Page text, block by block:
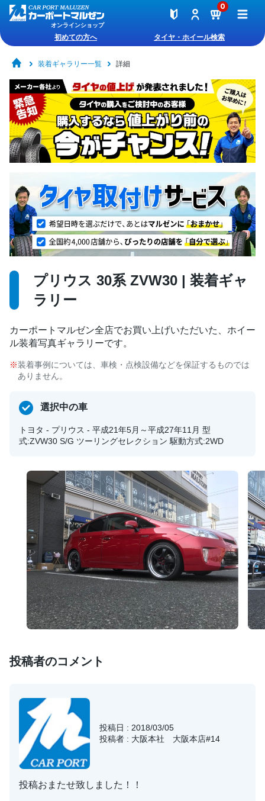
オンラインショップ
0
初めての方へ タイヤ・ホイール検索
装着ギャラリー一覧 詳細
プリウス 30系 ZVW30 | 装着ギャ
ラリー
カーポートマルゼン全店でお買い上げいただいた、ホイー
ル装着写真ギャラリーです。
装着事例については、車検・点検設備などを保証するものでは
ありません。
選択中の車
トヨタ - プリウス - 平成21年5月～平成27年11月 型
式:ZVW30 S/G ツーリングセレクション 駆動方式:2WD
投稿者のコメント
投稿日 : 2018/03/05
投稿者 : 大阪本社 大阪本店#14
投稿おまたせ致しました！！